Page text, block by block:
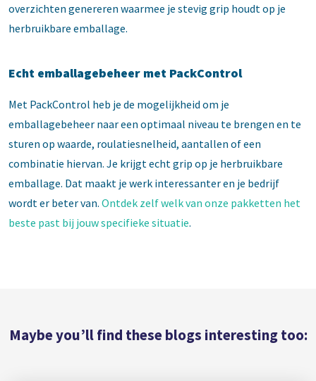
overzichten genereren waarmee je stevig grip houdt op je
herbruikbare emballage.
Echt emballagebeheer met PackControl
Met PackControl heb je de mogelijkheid om je
emballagebeheer naar een optimaal niveau te brengen en te
sturen op waarde, roulatiesnelheid, aantallen of een
combinatie hiervan. Je krijgt echt grip op je herbruikbare
emballage. Dat maakt je werk interessanter en je bedrijf
wordt er beter van. Ontdek zelf welk van onze pakketten het
beste past bij jouw specifieke situatie.
Maybe you’ll find these blogs interesting too: